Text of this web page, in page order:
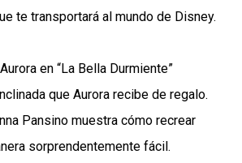
te transportará al mundo de Disney.
en “La Bella Durmiente”
que Aurora recibe de regalo.
Pansino muestra cómo recrear
sorprendentemente fácil.